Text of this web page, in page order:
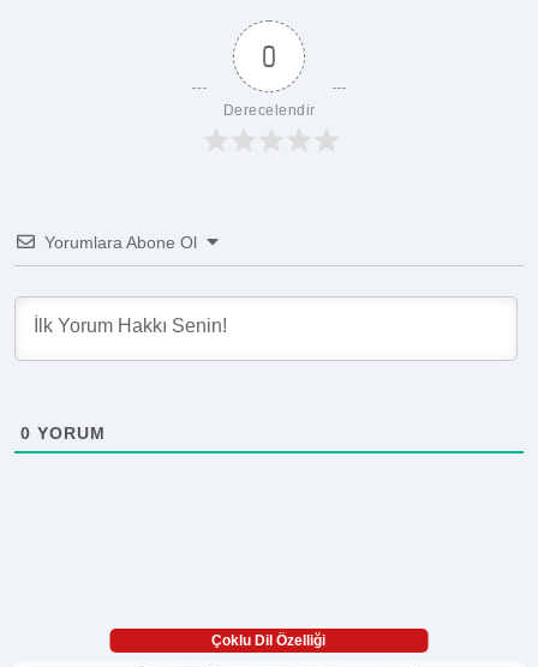
0
Derecelendir
Yorumlara Abone Ol
0 YORUM
Çoklu Dil Özelliği